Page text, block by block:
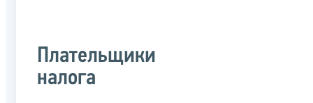
Плательщики
налога